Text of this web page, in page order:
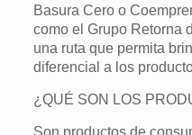
Basura Cero o
como el Grupo Retorna
una ruta que permita
diferencial a los
¿QUÉ SON LOS
Son productos de